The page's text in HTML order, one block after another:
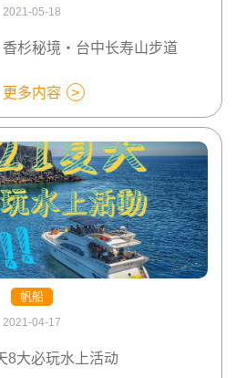
2021-05-18
杉秘境・台中长寿山步道
更多内容
帆船
2021-04-17
8大必玩水上活动